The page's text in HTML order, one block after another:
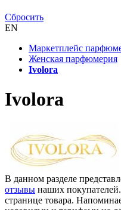
Сбросить
EN
Маркетплейс
Женская парфюмерия
Ivolora
Ivolora
В данном разделе
отзывы наших
странице товара.